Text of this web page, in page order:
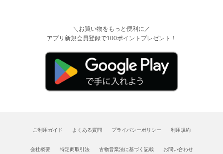
＼お買い物をもっと便利に／
アプリ新規会員登録で100ポイントプレゼント！
ご利用ガイド よくある質問 プライバシーポリシー 利用規約
会社概要 特定商取引法 古物営業法に基づく記載 お問い合わせ